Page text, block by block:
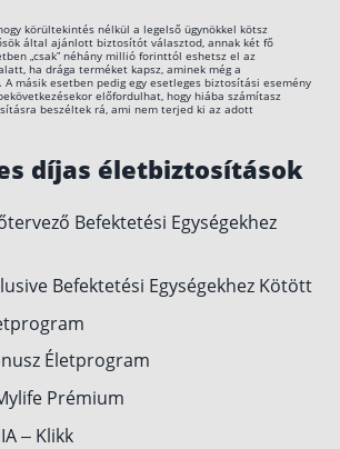
Kötelező biztosítás (KGFB)
Casco
Utasbiztosítás
Lakásbiztosítás: válaszok az 50 leggyakoribb
kérdésre
útmutató
körültekintés nélkül a legelső ügynökkel kötsz
által ajánlott biztosítót választod, annak két fő
„csak” néhány millió forinttól eshetsz el az
ha drága terméket kapsz, aminek még a
másik esetben pedig egy esetleges biztosítási esemény
előfordulhat, hogy hiába számítasz
beszéltek rá, ami nem terjed ki az adott
díjas életbiztosítások
Befektetési Egységekhez
Befektetési Egységekhez Kötött
Életprogram
Prémium
– Klikk